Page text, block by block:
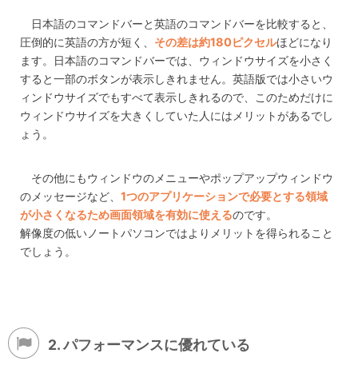
日本語のコマンドバーと英語のコマンドバーを比較すると、
圧倒的に英語の方が短く、 その差は約180ピクセルほどになり
ます。日本語のコマンドバーでは、ウィンドウサイズを小さく
すると一部のボタンが表示しきれません。英語版では小さいウ
ィンドウサイズでもすべて表示しきれるので、このためだけに
ウィンドウサイズを大きくしていた人にはメリットがあるでし
ょう。
その他にもウィンドウのメニューやポップアップウィンドウ
のメッセージなど、 1つのアプリケーションで必要とする領域
が小さくなるため画面領域を有効に使えるのです。
解像度の低いノートパソコンではよりメリットを得られること
でしょう。
2. パフォーマンスに優れている